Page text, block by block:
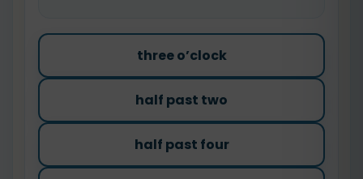
three o’clock
half past two
half past four